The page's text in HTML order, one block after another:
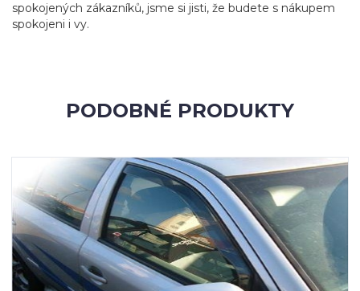
spokojených zákazníků, jsme si jisti, že budete s nákupem
spokojeni i vy.
PODOBNÉ PRODUKTY